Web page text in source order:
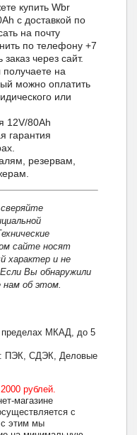
купить Wbr
с доставкой по
на почту
по телефону +7
через сайт.
на
можно оплатить
или
12V/80Ah
гарантия
резервам,
сайте носят
характер и не
Вы обнаружили
нам об этом.
пределах МКАД, до 5
ПЭК, СДЭК, Деловые
рублей.
магазине
с
с этим мы